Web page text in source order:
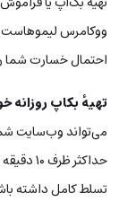
ووکامرس لیموهاست،
احتمال خسارت
تهیه‌ٔ بکاپ روزانه
می‌تواند وب‌سایت
تسلط کامل داشته